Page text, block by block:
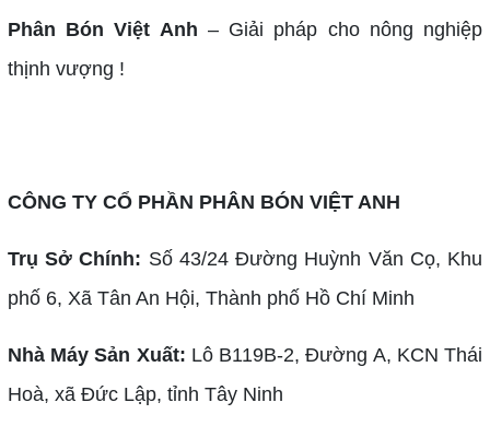
Phân Bón Việt Anh – Giải pháp cho nông nghiệp
thịnh vượng !
CÔNG TY CỔ PHẦN PHÂN BÓN VIỆT ANH
Trụ Sở Chính: Số 43/24 Đường Huỳnh Văn Cọ, Khu
phố 6, Xã Tân An Hội, Thành phố Hồ Chí Minh
Nhà Máy Sản Xuất: Lô B119B-2, Đường A, KCN Thái
Hoà, xã Đức Lập, tỉnh Tây Ninh